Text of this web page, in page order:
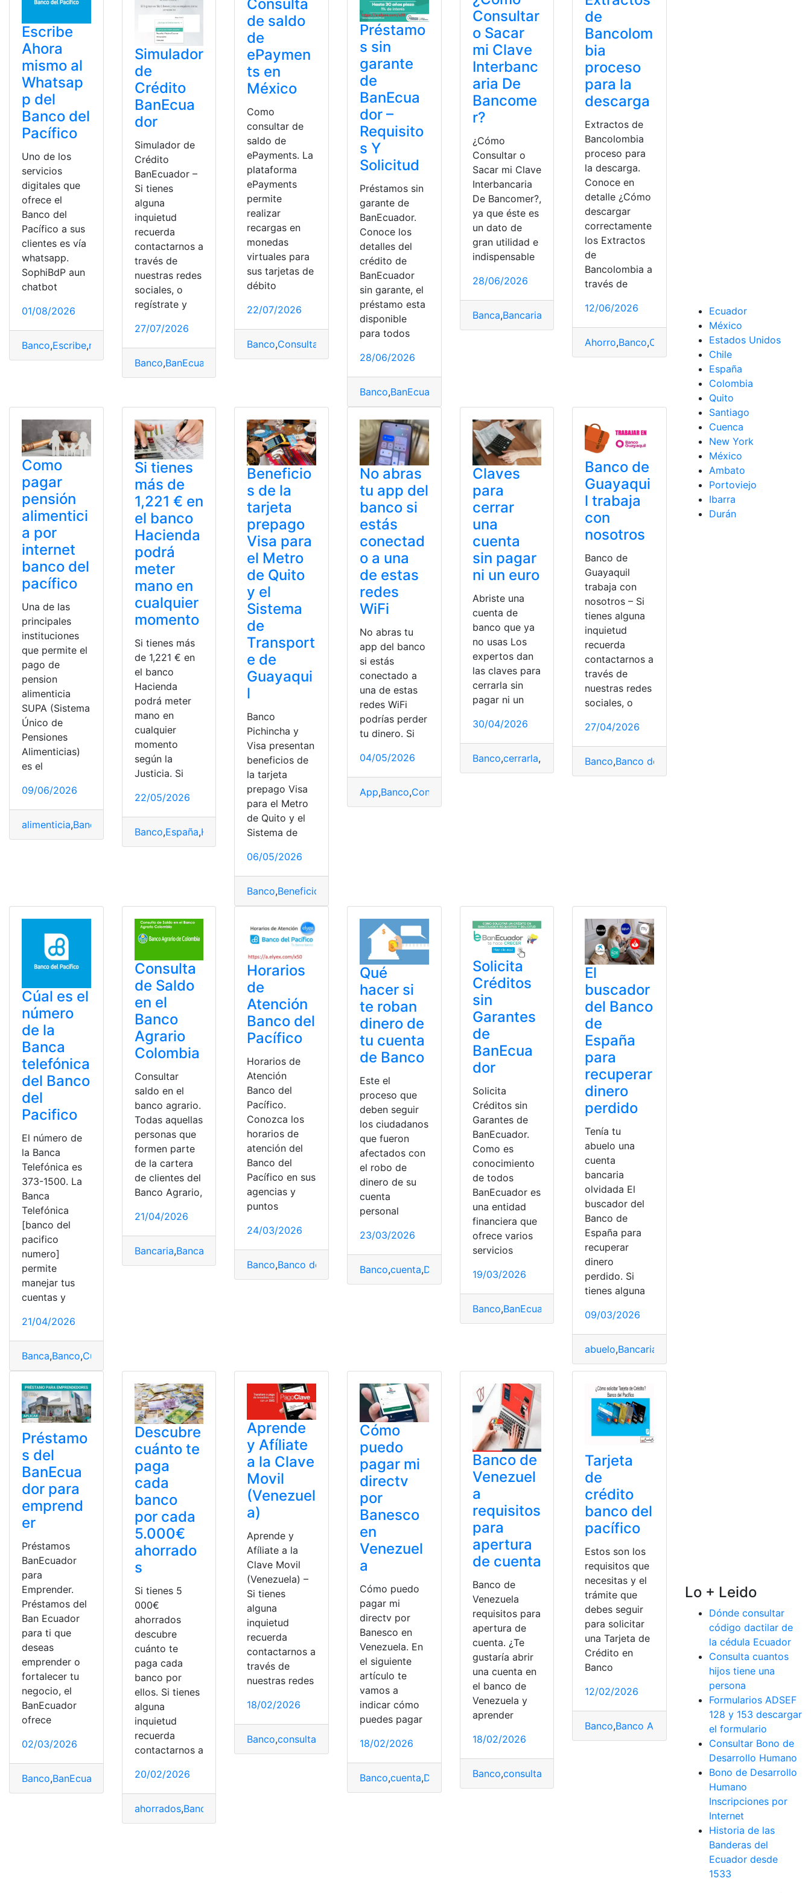
Escribe
Ahora
mismo al
Whatsap
p del
Banco del
Pacífico
Uno de los
servicios
digitales que
ofrece el
Banco del
Pacífico a sus
clientes es vía
whatsapp.
SophiBdP aun
chatbot
01/08/2026
Banco,Escribe,mismo Pacífico,SophiBdP,Whatsapp
Simulador
de
Crédito
BanEcua
dor
Simulador de
Crédito
BanEcuador –
Si tienes
alguna
inquietud
recuerda
contactarnos a
través de
nuestras redes
sociales, o
regístrate y
27/07/2026
Banco,BanEcuador Buró Crédito,Círculo de Crédito,Crédito,Simulador
Consulta
de saldo
de
ePaymen
ts en
México
Como
consultar de
saldo de
ePayments. La
plataforma
ePayments
permite
realizar
recargas en
monedas
virtuales para
sus tarjetas de
débito
22/07/2026
Banco,Consulta
Préstamo
s sin
garante
de
BanEcua
dor –
Requisito
s Y
Solicitud
Préstamos sin
garante de
BanEcuador.
Conoce los
detalles del
crédito de
BanEcuador
sin garante, el
préstamo esta
disponible
para todos
28/06/2026
Banco,BanEcuador Herramientas Ecuador , Préstamo
Consultar
o Sacar
mi Clave
Interbanc
aria De
Bancome
r?
¿Cómo
Consultar o
Sacar mi Clave
Interbancaria
De Bancomer?,
ya que éste es
un dato de
gran utilidad e
indispensable
28/06/2026
Banca,Bancaria Bancarios,Banco,Bancomer bancos Clave,Claves
de
Bancolom
bia
proceso
para la
descarga
Extractos de
Bancolombia
proceso para
la descarga.
Conoce en
detalle ¿Cómo
descargar
correctamente
los Extractos
de
Bancolombia a
través de
12/06/2026
Ahorro,Banco,Colombia Saldo,Virtual
Como
pagar
pensión
alimentici
a por
internet
banco del
pacífico
Una de las
principales
instituciones
que permite el
pago de
pension
alimenticia
SUPA (Sistema
Único de
Pensiones
Alimenticias)
es el
09/06/2026
alimenticia,Banco SUPA
Si tienes
más de
1,221 € en
el banco
Hacienda
podrá
meter
mano en
cualquier
momento
Si tienes más
de 1,221 € en
el banco
Hacienda
podrá meter
mano en
cualquier
momento
según la
Justicia. Si
22/05/2026
Banco,España,Hacienda Justicia
Beneficio
s de la
tarjeta
prepago
Visa para
el Metro
de Quito
y el
Sistema
de
Transport
e de
Guayaqui
l
Banco
Pichincha y
Visa presentan
beneficios de
la tarjeta
prepago Visa
para el Metro
de Quito y el
Sistema de
06/05/2026
Banco,Beneficios
No abras
tu app del
banco si
estás
conectad
o a una
de estas
redes
WiFi
No abras tu
app del banco
si estás
conectado a
una de estas
redes WiFi
podrías perder
tu dinero. Si
04/05/2026
App,Banco,Conectado
Claves
para
cerrar
una
cuenta
sin pagar
ni un euro
Abriste una
cuenta de
banco que ya
no usas Los
expertos dan
las claves para
cerrarla sin
pagar ni un
30/04/2026
Banco,cerrarla, cuenta,Euro,Expertos
Banco de
Guayaqui
l trabaja
con
nosotros
Banco de
Guayaquil
trabaja con
nosotros – Si
tienes alguna
inquietud
recuerda
contactarnos a
través de
nuestras redes
sociales, o
27/04/2026
Banco,Banco de Guayaquil
Cúal es el
número
de la
Banca
telefónica
del Banco
del
Pacifico
El número de
la Banca
Telefónica es
373-1500. La
Banca
Telefónica
[banco del
pacifico
numero]
permite
manejar tus
cuentas y
21/04/2026
Banca,Banco,Cuál
Consulta
de Saldo
en el
Banco
Agrario
Colombia
Consultar
saldo en el
banco agrario.
Todas aquellas
personas que
formen parte
de la cartera
de clientes del
Banco Agrario,
21/04/2026
Bancaria,Bancarios Banco,Banco de preguntas Consulta,Consulta online Consultas,Consultas Online
Horarios
de
Atención
Banco del
Pacífico
Horarios de
Atención
Banco del
Pacífico.
Conozca los
horarios de
atención del
Banco del
Pacífico en sus
agencias y
puntos
24/03/2026
Banco,Banco del Pacífico,Bancomático Plus
Qué
hacer si
te roban
dinero de
tu cuenta
de Banco
Este el
proceso que
deben seguir
los ciudadanos
que fueron
afectados con
el robo de
dinero de su
cuenta
personal
23/03/2026
Banco,cuenta,Dinero roban
Solicita
Créditos
sin
Garantes
de
BanEcua
dor
Solicita
Créditos sin
Garantes de
BanEcuador.
Como es
conocimiento
de todos
BanEcuador es
una entidad
financiera que
ofrece varios
servicios
19/03/2026
Banco,BanEcuador Consultas Ecuador
El
buscador
del Banco
de
España
para
recuperar
dinero
perdido
Tenía tu
abuelo una
cuenta
bancaria
olvidada El
buscador del
Banco de
España para
recuperar
dinero
perdido. Si
tienes alguna
09/03/2026
abuelo,Bancaria
Préstamo
s del
BanEcua
dor para
emprend
er
Préstamos
BanEcuador
para
Emprender.
Préstamos del
Ban Ecuador
para ti que
deseas
emprender o
fortalecer tu
negocio, el
BanEcuador
ofrece
02/03/2026
Banco,BanEcuador Consulta,Ecuador
Descubre
cuánto te
paga
cada
banco
por cada
5.000€
ahorrado
s
Si tienes 5
000€
ahorrados
descubre
cuánto te
paga cada
banco por
ellos. Si tienes
alguna
inquietud
recuerda
contactarnos a
20/02/2026
ahorrados,Banco
Aprende
y Afíliate
a la Clave
Movil
(Venezuel
a)
Aprende y
Afíliate a la
Clave Movil
(Venezuela) –
Si tienes
alguna
inquietud
recuerda
contactarnos a
través de
nuestras redes
18/02/2026
Banco,consultar Crear cuenta,Saldo,Venezuela
Cómo
puedo
pagar mi
directv
por
Banesco
en
Venezuel
a
Cómo puedo
pagar mi
directv por
Banesco en
Venezuela. En
el siguiente
artículo te
vamos a
indicar cómo
puedes pagar
18/02/2026
Banco,cuenta,DIRECTV pagar,Venezuela
Banco de
Venezuel
a
requisitos
para
apertura
de cuenta
Banco de
Venezuela
requisitos para
apertura de
cuenta. ¿Te
gustaría abrir
una cuenta en
el banco de
Venezuela y
aprender
18/02/2026
Banco,consultar
Tarjeta
de
crédito
banco del
pacífico
Estos son los
requisitos que
necesitas y el
trámite que
debes seguir
para solicitar
una Tarjeta de
Crédito en
Banco
12/02/2026
Banco,Banco Azteca Banco Bicentenario
Ecuador
México
Estados Unidos
Chile
España
Colombia
Quito
Santiago
Cuenca
New York
México
Ambato
Portoviejo
Ibarra
Durán
Lo + Leido
Dónde consultar
código dactilar de
la cédula Ecuador
Consulta cuantos
hijos tiene una
persona
Formularios ADSEF
128 y 153 descargar
el formulario
Consultar Bono de
Desarrollo Humano
Bono de Desarrollo
Humano
Inscripciones por
Internet
Historia de las
Banderas del
Ecuador desde
1533